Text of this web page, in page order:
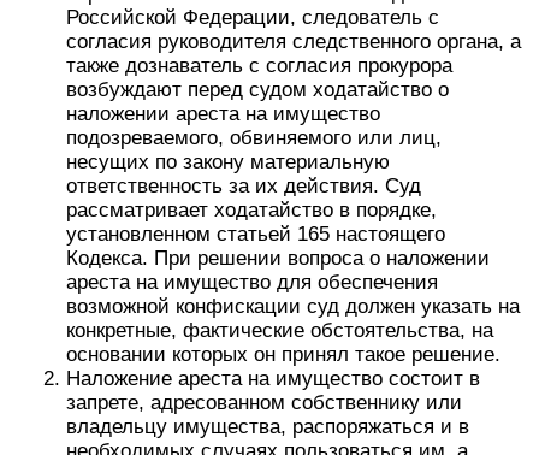
Российской Федерации, следователь с
согласия руководителя следственного органа, а
также дознаватель с согласия прокурора
возбуждают перед судом ходатайство о
наложении ареста на имущество
подозреваемого, обвиняемого или лиц,
несущих по закону материальную
ответственность за их действия. Суд
рассматривает ходатайство в порядке,
установленном статьей 165 настоящего
Кодекса. При решении вопроса о наложении
ареста на имущество для обеспечения
возможной конфискации суд должен указать на
конкретные, фактические обстоятельства, на
основании которых он принял такое решение.
Наложение ареста на имущество состоит в
запрете, адресованном собственнику или
владельцу имущества, распоряжаться и в